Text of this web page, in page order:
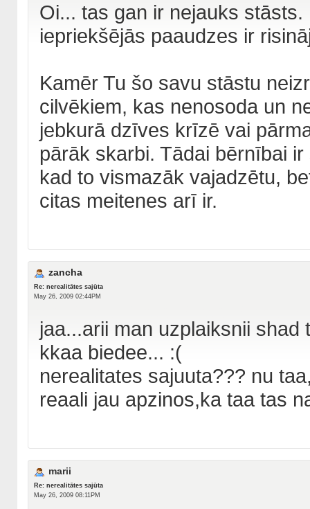
Oi... tas gan ir nejauks
iepriekšējās paaudzes ir
Kamēr Tu šo savu stāstu
cilvēkiem, kas nenosoda un
jebkurā dzīves krīzē vai
pārāk skarbi. Tādai bērnībai
kad to vismazāk vajadzētu,
citas meitenes arī ir.
zancha
Re: nerealitātes sajūta
May 26, 2009 02:44PM
jaa...arii man uzplaiksnii
kkaa biedee... :(
nerealitates sajuuta??? nu
reaali jau apzinos,ka taa tas
marii
Re: nerealitātes sajūta
May 26, 2009 08:11PM